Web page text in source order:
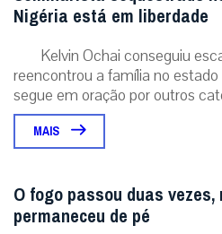
Nigéria está em liberdade
Kelvin Ochai conseguiu
reencontrou a família no
segue em oração por outros
MAIS
O fogo passou duas
permaneceu de pé